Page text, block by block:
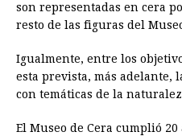
son representadas en cera
resto de las figuras del
Igualmente, entre los
esta prevista, más adelante,
con temáticas de la
El Museo de Cera cumplió